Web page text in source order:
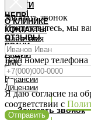
УСЛУГИ
ЦЕНЫ
О КЛИНИКЕ
КОНТАКТЫ
ОТЗЫВЫ
ВРАЧИ
АКЦИИ
ДМС
Документы
Вакансии
Лицензии
Заказать звонок
Заказать звонок
Представьтесь, мы
Ваше имя
Ваш номер телефона
Я даю согласие на
соответствии с
Отправить